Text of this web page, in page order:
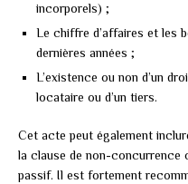
incorporels) ;
Le chiffre d’affaires et les
dernières années ;
L’existence ou non d’un
locataire ou d’un tiers.
Cet acte peut également
la clause de non-concurrence
passif. Il est fortement